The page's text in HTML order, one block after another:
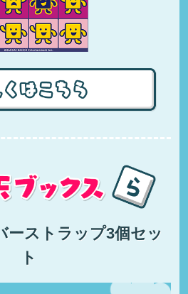
ーストラップ3個セッ
ト